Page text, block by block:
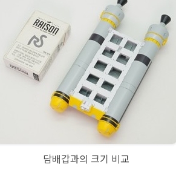
담배갑과의 크기 비교